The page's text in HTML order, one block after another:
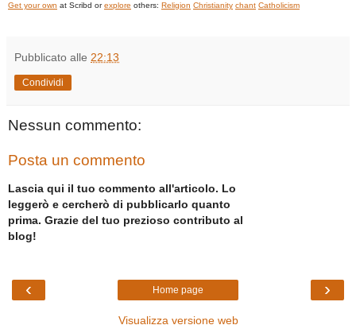
Get your own at Scribd orexplore others: Religion Christianity chant Catholicism
Pubblicato alle 22:13
Condividi
Nessun commento:
Posta un commento
Lascia qui il tuo commento all'articolo. Lo
leggerò e cercherò di pubblicarlo quanto
prima. Grazie del tuo prezioso contributo al
blog!
‹ ›
Home page
Visualizza versione web